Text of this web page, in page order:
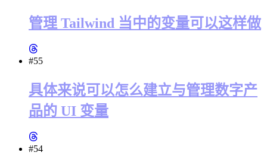
管理 Tailwind 当中的变量可以这样做
#55
具体来说可以怎么建立与管理数字产
品的 UI 变量
#54